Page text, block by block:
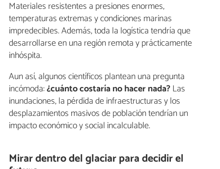
Materiales resistentes a presiones enormes,
temperaturas extremas y condiciones marinas
impredecibles. Además, toda la logística tendría que
desarrollarse en una región remota y prácticamente
inhóspita.
Aun así, algunos científicos plantean una pregunta
incómoda:¿cuánto costaría no hacer nada?Las
inundaciones, la pérdida de infraestructuras y los
desplazamientos masivos de población tendrían un
impacto económico y social incalculable.
Mirar dentro del glaciar para decidir el